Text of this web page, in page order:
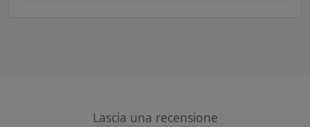
Lascia una recensione